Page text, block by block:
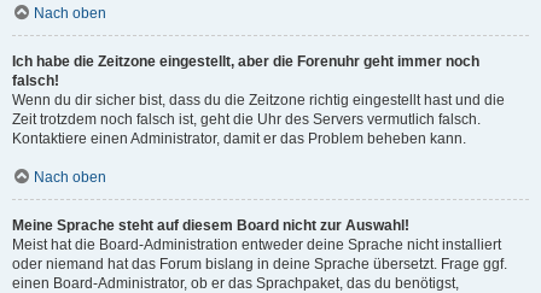
Nach oben
Ich habe die Zeitzone eingestellt, aber die Forenuhr geht immer noch
falsch!
Wenn du dir sicher bist, dass du die Zeitzone richtig eingestellt hast und die
Zeit trotzdem noch falsch ist, geht die Uhr des Servers vermutlich falsch.
Kontaktiere einen Administrator, damit er das Problem beheben kann.
Nach oben
Meine Sprache steht auf diesem Board nicht zur Auswahl!
Meist hat die Board-Administration entweder deine Sprache nicht installiert
oder niemand hat das Forum bislang in deine Sprache übersetzt. Frage ggf.
einen Board-Administrator, ob er das Sprachpaket, das du benötigst,